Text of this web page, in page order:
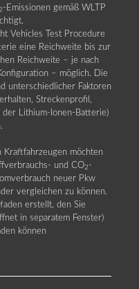
-Emissionen gemäß WLTP
Vehicles Test Procedure
eine Reichweite bis zur
Reichweite – je nach
– möglich. Die
unterschiedlicher Faktoren
Streckenprofil,
der Lithium-Ionen-Batterie)
möchten
und CO2 -
neuer Pkw
vergleichen zu können.
erstellt, den Sie
in separatem Fenster)
können